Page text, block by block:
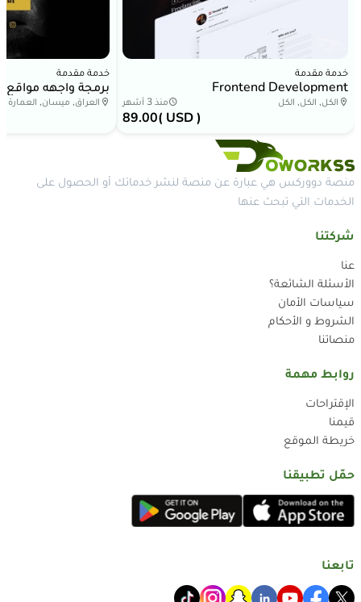
خدمة مقدمة
Frontend Development
الكل, الكل, الكل منذ 3 أشهر
89.00( USD )
خدمة مقدمة
برمجة واجهه مواقع
العراق, ميسان, العمارة
منصة دووركس هي عبارة عن منصة لنشر خدماتك أو الحصول على
الخدمات التي تبحث عنها
شركتنا
عنا
الأسئلة الشائعة؟
سياسات الأمان
الشروط و الأحكام
منصاتنا
روابط مهمة
الإقتراحات
قيمنا
خريطة الموقع
حمّل تطبيقنا
تابعنا